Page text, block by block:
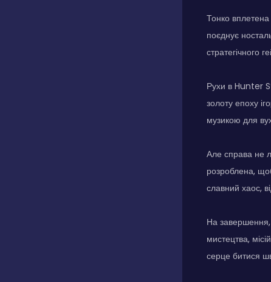
Тонко
поєднує
стратегічного
Рухи в Hunter
золоту епоху
музикою для
Але справа не
розроблена,
славний хаос,
На
мистецтва,
серце битися